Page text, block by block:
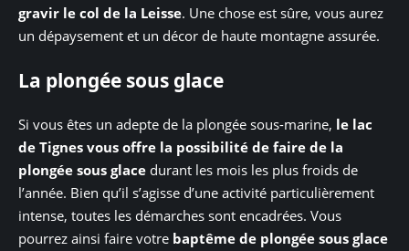
gravir le col de la Leisse. Une chose est sûre, vous aurez
un dépaysement et un décor de haute montagne assurée.
La plongée sous glace
Si vous êtes un adepte de la plongée sous-marine, le lac
de Tignes vous offre la possibilité de faire de la
plongée sous glace durant les mois les plus froids de
l’année. Bien qu’il s’agisse d’une activité particulièrement
intense, toutes les démarches sont encadrées. Vous
pourrez ainsi faire votre baptême de plongée sous glace